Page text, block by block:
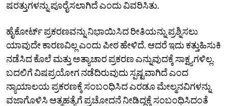
ಷರತ್ತುಗಳನ್ನು ಪೂರೈಸಲಾಗಿದೆ ಎಂದು ವಿವರಿಸಿತು.
ಹೈಕೋರ್ಟ್ ಪ್ರಕರಣವನ್ನು ನಿಭಾಯಿಸಿದ ರೀತಿಯನ್ನು ಪ್ರಶ್ನಿಸಲು
ಯಾವುದೇ ಕಾರಣವಿಲ್ಲ ಎಂದು ಪೀಠ ಹೇಳಿದೆ. ಆದರೆ ಇದು ಕತ್ತುಹಿಸುಕಿ
ನಡೆಸಿದ ಕೊಲೆ ಮತ್ತು ಅತ್ಯಾಚಾರ ಪ್ರಕರಣ ಎನ್ನುವುದಕ್ಕೆ ಸಾಕ್ಷ್ಯಗಳಿಲ್ಲ.
ಬದಲಿಗೆ ವಿಷಪ್ರಯೋಗ ನಡೆದಿರುವುದು ಸ್ಪಷ್ಟವಾಗಿದೆ ಎಂದ
ನ್ಯಾಯಾಲಯ ಪ್ರಕರಣಕ್ಕೆ ಸಂಬಂಧಿಸಿದ ಎರಡೂ ಮೇಲ್ಮನವಿಗಳನ್ನು
ವಜಾಗೊಳಿಸಿ ಆತ್ಮಹತ್ಯೆಗೆ ಪ್ರಚೋದನೆ ನೀಡಿದ್ದಕ್ಕೆ ಸಂಬಂಧಿಸಿದಂತೆ